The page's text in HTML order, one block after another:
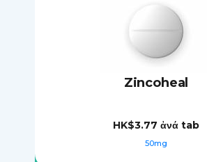
Zincoheal
HK$3.77 ἀνά tab
50mg